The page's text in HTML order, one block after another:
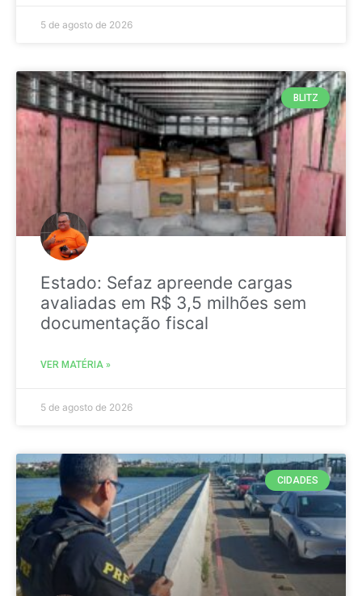
5 de agosto de 2026
BLITZ
Estado: Sefaz apreende cargas
avaliadas em R$ 3,5 milhões sem
documentação fiscal
VER MATÉRIA »
5 de agosto de 2026
CIDADES